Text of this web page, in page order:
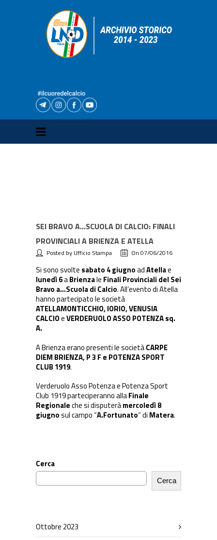
SEI BRAVO A…SCUOLA DI CALCIO: FINALI
PROVINCIALI A BRIENZA E ATELLA
Posted by Ufficio Stampa On 07/06/2016
Si sono svolte sabato 4 giugnoadAtellae
lunedì 6aBrienzale Finali Provinciali del Sei
Bravo a…Scuola di Calcio. All’evento di Atella
hanno partecipato le società
ATELLAMONTICCHIO, IORIO, VENUSIA
CALCIOeVERDERUOLO ASSO POTENZA sq.
A.
A Brienza erano presenti le societàCARPE
DIEM BRIENZA, P 3 F e POTENZA SPORT
CLUB 1919.
Verderuolo Asso Potenza e Potenza Sport
Club 1919 parteciperanno allaFinale
Regionaleche si disputeràmercoledì 8
giugnosul campo “A.Fortunato” di Matera.
Cerca
Cerca
Ottobre 2023